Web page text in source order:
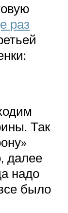
раз
Так
далее
надо
было